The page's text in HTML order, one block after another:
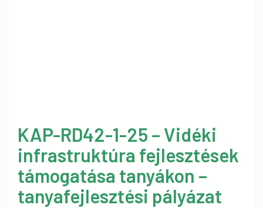
KAP-RD42-1-25 – Vidéki
infrastruktúra fejlesztések
támogatása tanyákon –
tanyafejlesztési pályázat